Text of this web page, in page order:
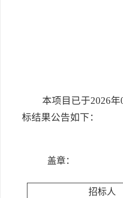
本项目已于2026年07
标结果公告如下：
盖章：
招标人